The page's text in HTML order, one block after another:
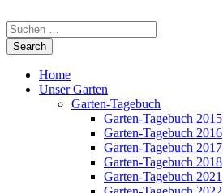
Home
Unser Garten
Garten-Tagebuch
Garten-Tagebuch 2015
Garten-Tagebuch 2016
Garten-Tagebuch 2017
Garten-Tagebuch 2018
Garten-Tagebuch 2021